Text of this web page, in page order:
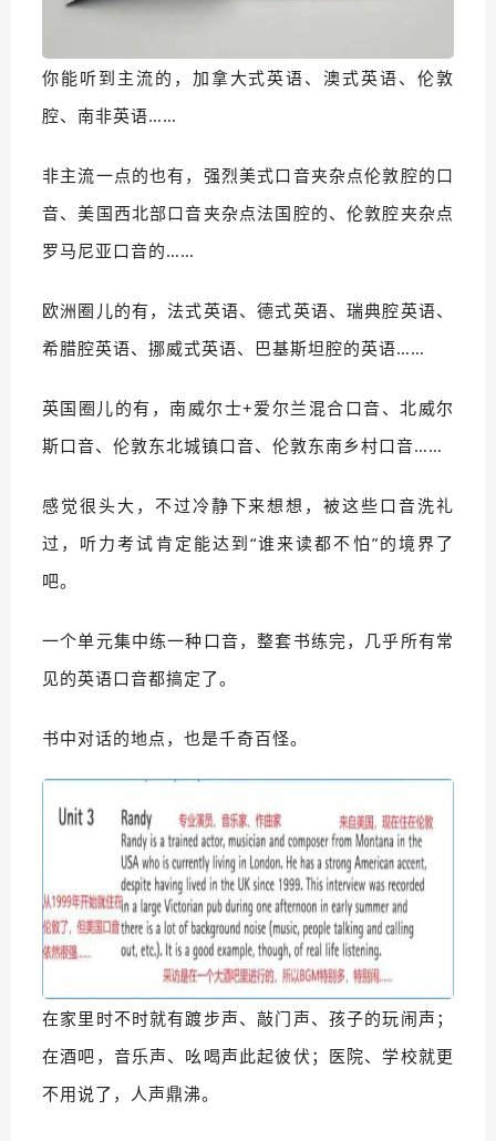
你能听到主流的，加拿大式英语、澳式英语、伦敦
腔、南非英语……
非主流一点的也有，强烈美式口音夹杂点伦敦腔的口
音、美国西北部口音夹杂点法国腔的、伦敦腔夹杂点
罗马尼亚口音的……
欧洲圈儿的有，法式英语、德式英语、瑞典腔英语、
希腊腔英语、挪威式英语、巴基斯坦腔的英语……
英国圈儿的有，南威尔士+爱尔兰混合口音、北威尔
斯口音、伦敦东北城镇口音、伦敦东南乡村口音……
感觉很头大，不过冷静下来想想，被这些口音洗礼
过，听力考试肯定能达到“谁来读都不怕”的境界了
吧。
一个单元集中练一种口音，整套书练完，几乎所有常
见的英语口音都搞定了。
书中对话的地点，也是千奇百怪。
在家里时不时就有踱步声、敲门声、孩子的玩闹声；
在酒吧，音乐声、吆喝声此起彼伏；医院、学校就更
不用说了，人声鼎沸。